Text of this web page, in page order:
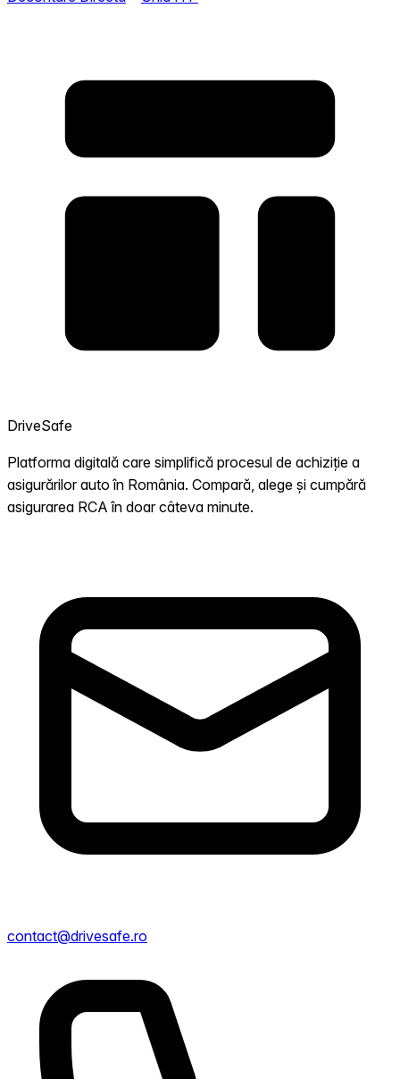
DriveSafe
Platforma digitală care simplifică procesul de achiziție a
asigurărilor auto în România. Compară, alege și cumpără
asigurarea RCA în doar câteva minute.
contact@drivesafe.ro